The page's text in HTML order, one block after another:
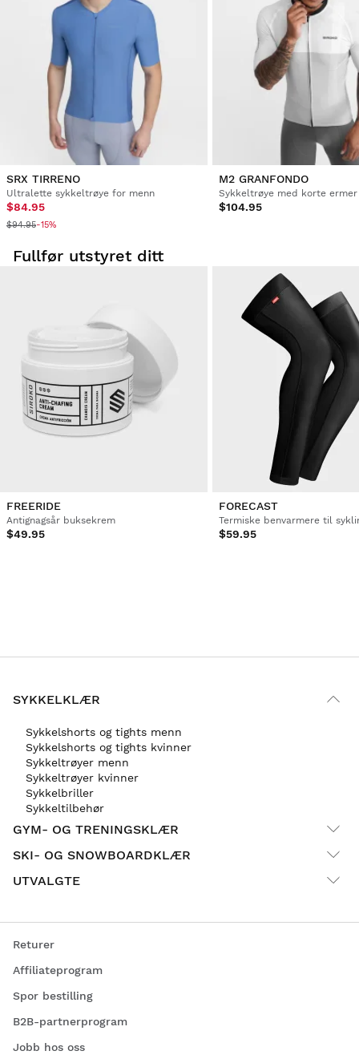
SRX TIRRENO
Ultralette sykkeltrøye for menn
$84.95
$94.95-15%
M2 GRANFONDO
Sykkeltrøye med korte
$104.95
Fullfør utstyret ditt
FREERIDE
Antignagsår buksekrem
$49.95
FORECAST
Termiske benvarmere til
$59.95
SYKKELKLÆR
Sykkelshorts og tights menn
Sykkelshorts og tights kvinner
Sykkeltrøyer menn
Sykkeltrøyer kvinner
Sykkelbriller
Sykkeltilbehør
GYM- OG TRENINGSKLÆR
SKI- OG SNOWBOARDKLÆR
UTVALGTE
Returer
Affiliateprogram
Spor bestilling
B2B-partnerprogram
Jobb hos oss